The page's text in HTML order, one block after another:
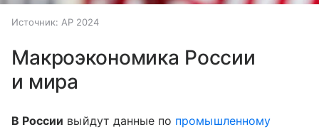
Источник: AP 2024
Макроэкономика России
и мира
В России выйдут данные по промышленному